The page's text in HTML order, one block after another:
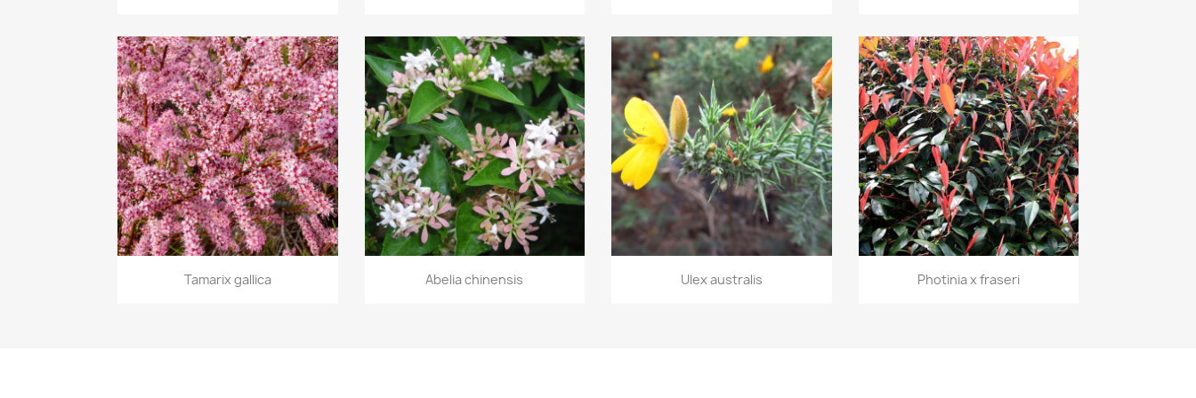
Aperçu rapide
Tamarix gallica Aperçu rapide
Abelia chinensis Aperçu rapide
Ulex australis Aperçu rapide
Photinia x fraseri